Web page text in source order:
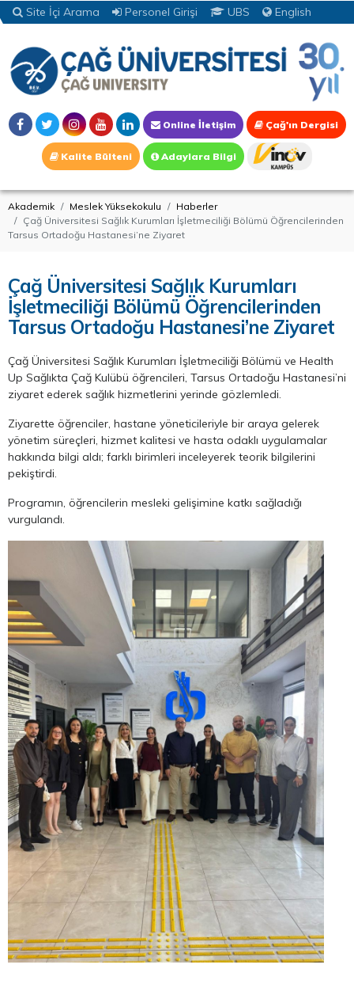
Site İçi Arama Personel Girişi UBS English
Online İletişim Çağ'ın Dergisi
Kalite Bülteni Adaylara Bilgi
Akademik Meslek Yüksekokulu
Haberler
Çağ Üniversitesi Sağlık Kurumları İşletmeciliği Bölümü Öğrencilerinden
Tarsus Ortadoğu Hastanesi’ne Ziyaret
Çağ Üniversitesi Sağlık Kurumları
İşletmeciliği Bölümü Öğrencilerinden
Tarsus Ortadoğu Hastanesi’ne Ziyaret
Çağ Üniversitesi Sağlık Kurumları İşletmeciliği Bölümü ve Health
Up Sağlıkta Çağ Kulübü öğrencileri, Tarsus Ortadoğu Hastanesi’ni
ziyaret ederek sağlık hizmetlerini yerinde gözlemledi.
Ziyarette öğrenciler, hastane yöneticileriyle bir araya gelerek
yönetim süreçleri, hizmet kalitesi ve hasta odaklı uygulamalar
hakkında bilgi aldı; farklı birimleri inceleyerek teorik bilgilerini
pekiştirdi.
Programın, öğrencilerin mesleki gelişimine katkı sağladığı
vurgulandı.